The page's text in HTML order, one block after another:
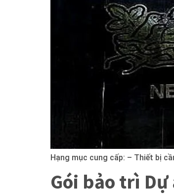
Hạng mục cung cấp: – Thiết bị
Gói bảo trì